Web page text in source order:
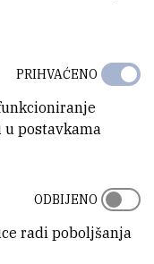
u postavkama
PRIHVAĆENO
radi poboljšanja
ODBIJENO